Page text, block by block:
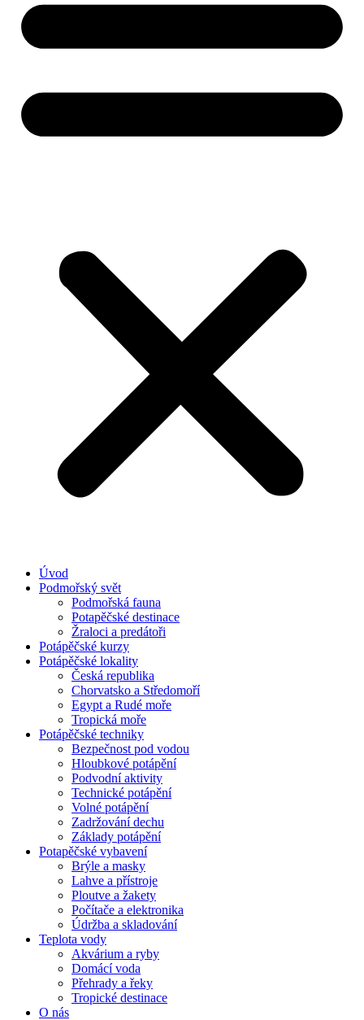
Úvod
Podmořský svět
Podmořská fauna
Potapěčské destinace
Žraloci a predátoři
Potápěčské kurzy
Potápěčské lokality
Česká republika
Chorvatsko a Středomoří
Egypt a Rudé moře
Tropická moře
Potápěčské techniky
Bezpečnost pod vodou
Hloubkové potápění
Podvodní aktivity
Technické potápění
Volné potápění
Zadržování dechu
Základy potápění
Potapěčské vybavení
Brýle a masky
Lahve a přístroje
Ploutve a žakety
Počítače a elektronika
Údržba a skladování
Teplota vody
Akvárium a ryby
Domácí voda
Přehrady a řeky
Tropické destinace
O nás